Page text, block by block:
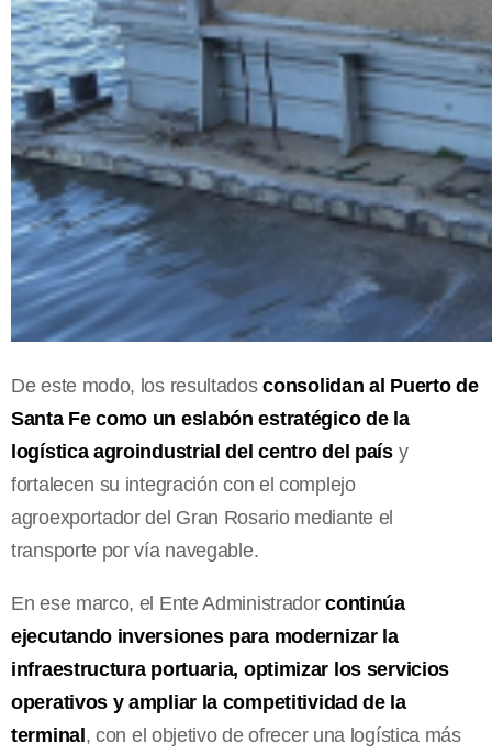
De este modo, los resultadosconsolidan al Puerto de
Santa Fe como un eslabón estratégico de la
logística agroindustrial del centro del paísy
fortalecen su integración con el complejo
agroexportador del Gran Rosario mediante el
transporte por vía navegable.
En ese marco, el Ente Administradorcontinúa
ejecutando inversiones para modernizar la
infraestructura portuaria, optimizar los servicios
operativos y ampliar la competitividad de la
terminal, con el objetivo de ofrecer una logística más